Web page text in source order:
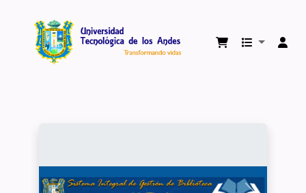
Biblioteca Virtual Universidad Tecnológica